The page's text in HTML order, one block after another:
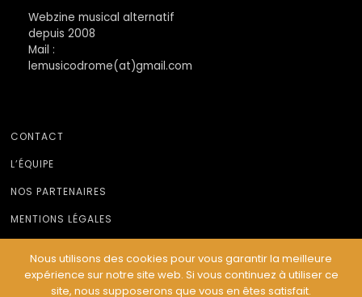
Webzine musical alternatif
depuis 2008
Mail :
lemusicodrome(at)gmail.com
CONTACT
L’ÉQUIPE
NOS PARTENAIRES
MENTIONS LÉGALES
© Le Musicodrome 2022 - Webdesign :Cereal Concept
Nous utilisons des cookies pour vous garantir la meilleure
expérience sur notre site web. Si vous continuez à utiliser ce
site, nous supposerons que vous en êtes satisfait.